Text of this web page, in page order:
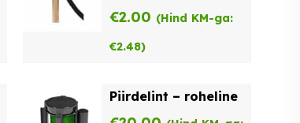
€2.00 (Hind KM-ga:
€2.48)
Piirdelint – roheline